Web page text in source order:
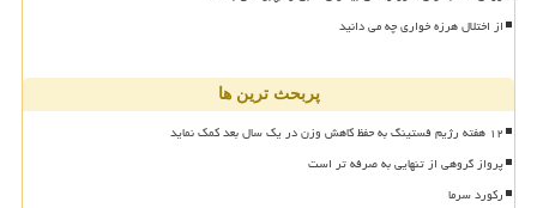
از اختلال هرزه خواری چه می دانید
پربحث ترین ها
۱۲ هفته رژیم فستینگ به حفظ کاهش وزن در یک سال بعد کمک نماید
پرواز گروهی از تنهایی به صرفه تر است
رکورد سرما